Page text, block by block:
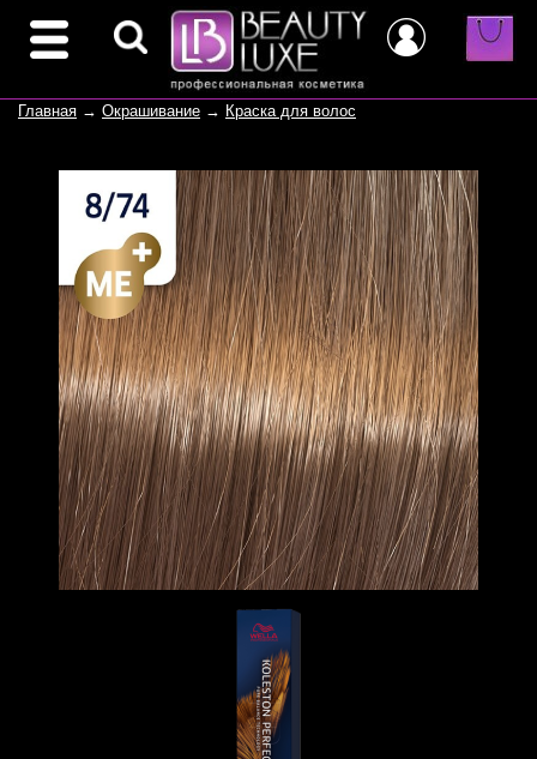
Главная → Окрашивание → Краска для волос